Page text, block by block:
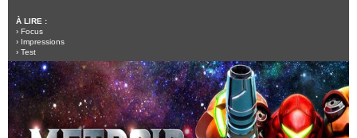
À LIRE :
› Focus
› Impressions
› Test